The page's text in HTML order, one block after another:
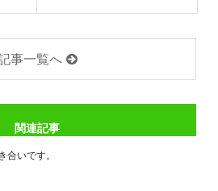
事一覧へ
関連記事
合いです。